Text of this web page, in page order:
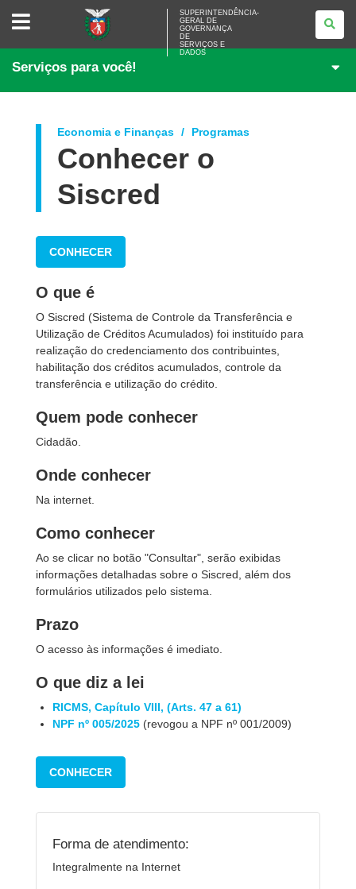
SUPERINTENDÊNCIA-
<BR>GOVERNANÇA
SERVIÇOS
DADOS
SUPERINTENDÊNCIA-
GERAL DE
GOVERNANÇA
DE
SERVIÇOS E
DADOS
Serviços para você!
Economia e Finanças Programas
Conhecer o
Siscred
CONHECER
O que é
O Siscred (Sistema de Controle da Transferência e
Utilização de Créditos Acumulados) foi instituído para
realização do credenciamento dos contribuintes,
habilitação dos créditos acumulados, controle da
transferência e utilização do crédito.
Quem pode conhecer
Cidadão.
Onde conhecer
Na internet.
Como conhecer
Ao se clicar no botão "Consultar", serão exibidas
informações detalhadas sobre o Siscred, além dos
formulários utilizados pelo sistema.
Prazo
O acesso às informações é imediato.
O que diz a lei
RICMS, Capítulo VIII, (Arts. 47 a 61)
NPF nº 005/2025 (revogou a NPF nº 001/2009)
CONHECER
Forma de atendimento:
Integralmente na Internet